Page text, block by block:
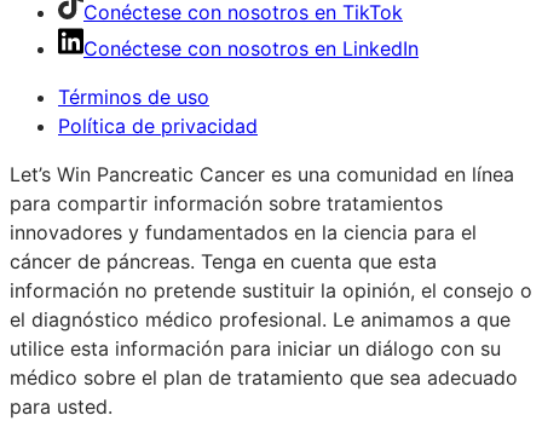
Conéctese con nosotros en TikTok
Conéctese con nosotros en LinkedIn
Términos de uso
Política de privacidad
Let’s Win Pancreatic Cancer es una comunidad en línea
para compartir información sobre tratamientos
innovadores y fundamentados en la ciencia para el
cáncer de páncreas. Tenga en cuenta que esta
información no pretende sustituir la opinión, el consejo o
el diagnóstico médico profesional. Le animamos a que
utilice esta información para iniciar un diálogo con su
médico sobre el plan de tratamiento que sea adecuado
para usted.